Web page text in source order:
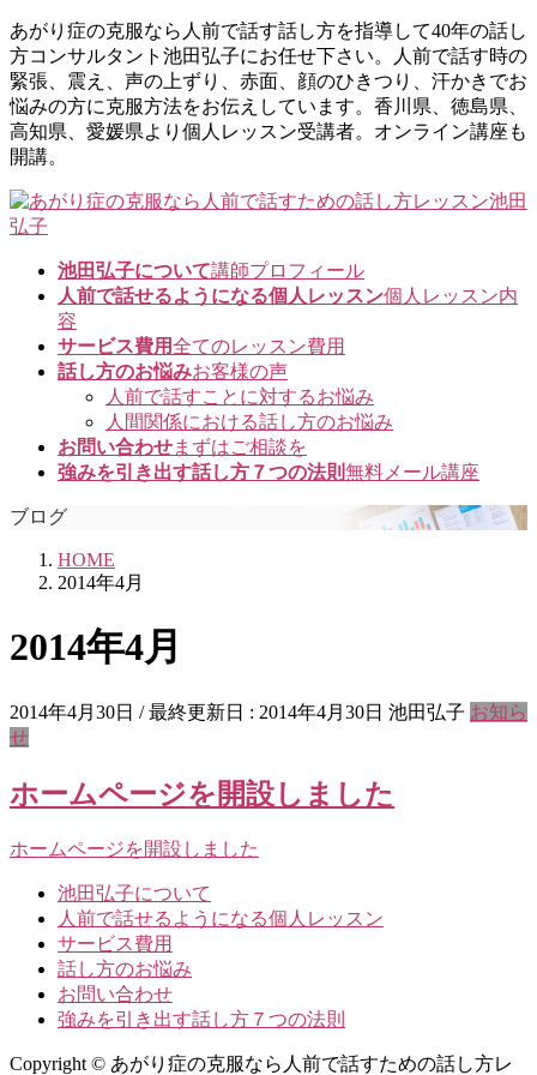
コ
ン
テ
ン
ツ
に
動
ナ
ビ
ゲ
ー
シ
ョ
に
移
あがり症の克服なら人前で話す話し方を指導して40年の話し
方コンサルタント池田弘子にお任せ下さい。人前で話す時の
緊張、震え、声の上ずり、赤面、顔のひきつり、汗かきでお
悩みの方に克服方法をお伝えしています。香川県、徳島県、
高知県、愛媛県より個人レッスン受講者。オンライン講座も
開講。
池田弘子について講師プロフィール
人前で話せるようになる個人レッスン個人レッスン内
容
サービス費用全てのレッスン費用
話し方のお悩みお客様の声
人前で話すことに対するお悩み
人間関係における話し方のお悩み
お問い合わせまずはご相談を
強みを引き出す話し方７つの法則無料メール講座
ブログ
HOME
2014年4月
2014年4月
2014年4月30日 / 最終更新日 : 2014年4月30日 池田弘子 お知ら
せ
ホームページを開設しました
ホームページを開設しました
池田弘子について
人前で話せるようになる個人レッスン
サービス費用
話し方のお悩み
お問い合わせ
強みを引き出す話し方７つの法則
Copyright © あがり症の克服なら人前で話すための話し方レ